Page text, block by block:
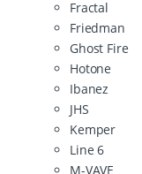
Fractal
Friedman
Ghost Fire
Hotone
Ibanez
JHS
Kemper
Line 6
M-VAVE